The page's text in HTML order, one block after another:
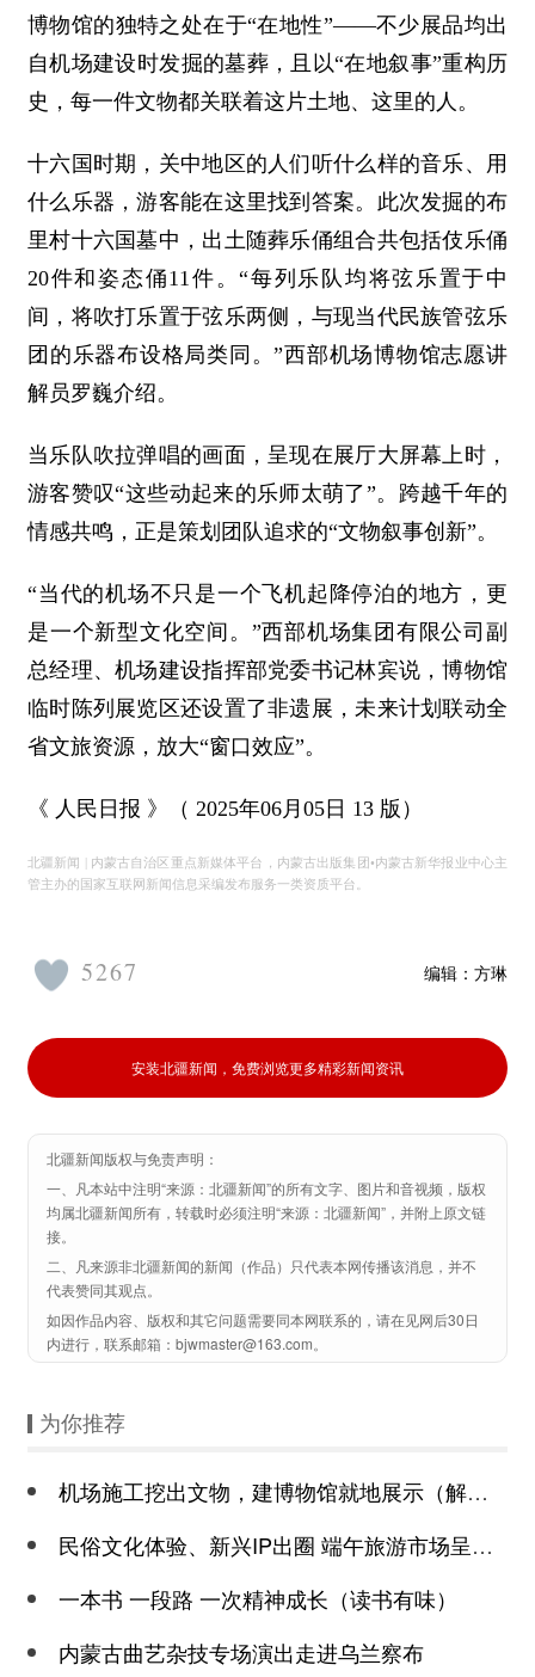
博物馆的独特之处在于“在地性”——不少展品均出
自机场建设时发掘的墓葬，且以“在地叙事”重构历
史，每一件文物都关联着这片土地、这里的人。
十六国时期，关中地区的人们听什么样的音乐、用
什么乐器，游客能在这里找到答案。此次发掘的布
里村十六国墓中，出土随葬乐俑组合共包括伎乐俑
20件和姿态俑11件。“每列乐队均将弦乐置于中
间，将吹打乐置于弦乐两侧，与现当代民族管弦乐
团的乐器布设格局类同。”西部机场博物馆志愿讲
解员罗巍介绍。
当乐队吹拉弹唱的画面，呈现在展厅大屏幕上时，
游客赞叹“这些动起来的乐师太萌了”。跨越千年的
情感共鸣，正是策划团队追求的“文物叙事创新”。
“当代的机场不只是一个飞机起降停泊的地方，更
是一个新型文化空间。”西部机场集团有限公司副
总经理、机场建设指挥部党委书记林宾说，博物馆
临时陈列展览区还设置了非遗展，未来计划联动全
省文旅资源，放大“窗口效应”。
《 人民日报 》（ 2025年06月05日 13 版）
北疆新闻 | 内蒙古自治区重点新媒体平台，内蒙古出版集团•内蒙古新华报业中心主
管主办的国家互联网新闻信息采编发布服务一类资质平台。
编辑： 方琳
5267
安装北疆新闻，免费浏览更多精彩新闻资讯
北疆新闻版权与免责声明：
一、凡本站中注明“来源：北疆新闻”的所有文字、图片和音视频，版权
均属北疆新闻所有，转载时必须注明“来源：北疆新闻”，并附上原文链
接。
二、凡来源非北疆新闻的新闻（作品）只代表本网传播该消息，并不
代表赞同其观点。
如因作品内容、版权和其它问题需要同本网联系的，请在见网后30日
内进行，联系邮箱：bjwmaster@163.com。
为你推荐
机场施工挖出文物，建博物馆就地展示（解码·提升公共文化服务水平）
民俗文化体验、新兴IP出圈 端午旅游市场呈现多元化繁荣
一本书 一段路 一次精神成长（读书有味）
内蒙古曲艺杂技专场演出走进乌兰察布